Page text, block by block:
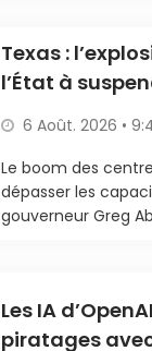
Texas :
l’État à
6 Août. 2026 •
Le boom des
dépasser les
gouverneur Greg
Les IA
piratages